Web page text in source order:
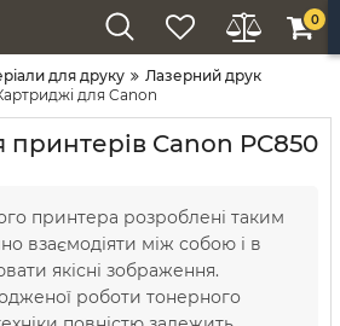
0
для друку
Лазерний друк
для Canon
принтерів Canon PC850
принтера розроблені таким
взаємодіяти між собою і в
якісні зображення.
роботи тонерного